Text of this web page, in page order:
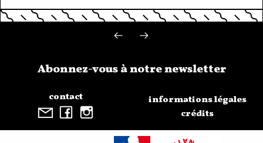
contact
Abonnez-vous à notre newsletter
informations légales
crédits